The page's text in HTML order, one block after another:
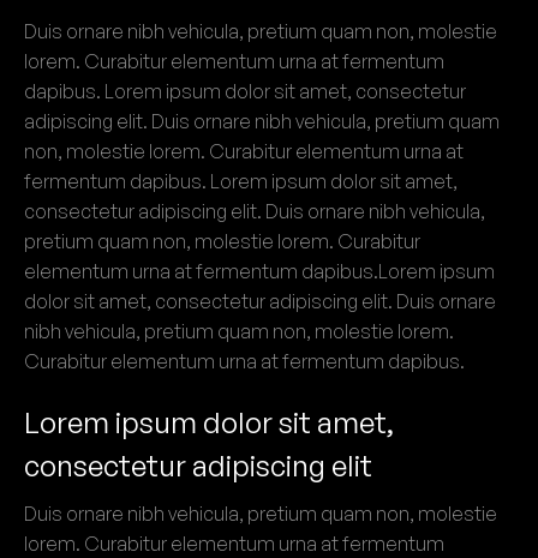
Duis ornare nibh vehicula, pretium quam non, molestie
lorem. Curabitur elementum urna at fermentum
dapibus. Lorem ipsum dolor sit amet, consectetur
adipiscing elit. Duis ornare nibh vehicula, pretium quam
non, molestie lorem. Curabitur elementum urna at
fermentum dapibus. Lorem ipsum dolor sit amet,
consectetur adipiscing elit. Duis ornare nibh vehicula,
pretium quam non, molestie lorem. Curabitur
elementum urna at fermentum dapibus.Lorem ipsum
dolor sit amet, consectetur adipiscing elit. Duis ornare
nibh vehicula, pretium quam non, molestie lorem.
Curabitur elementum urna at fermentum dapibus.
Lorem ipsum dolor sit amet,
consectetur adipiscing elit
Duis ornare nibh vehicula, pretium quam non, molestie
lorem. Curabitur elementum urna at fermentum